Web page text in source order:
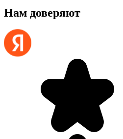
Нам доверяют